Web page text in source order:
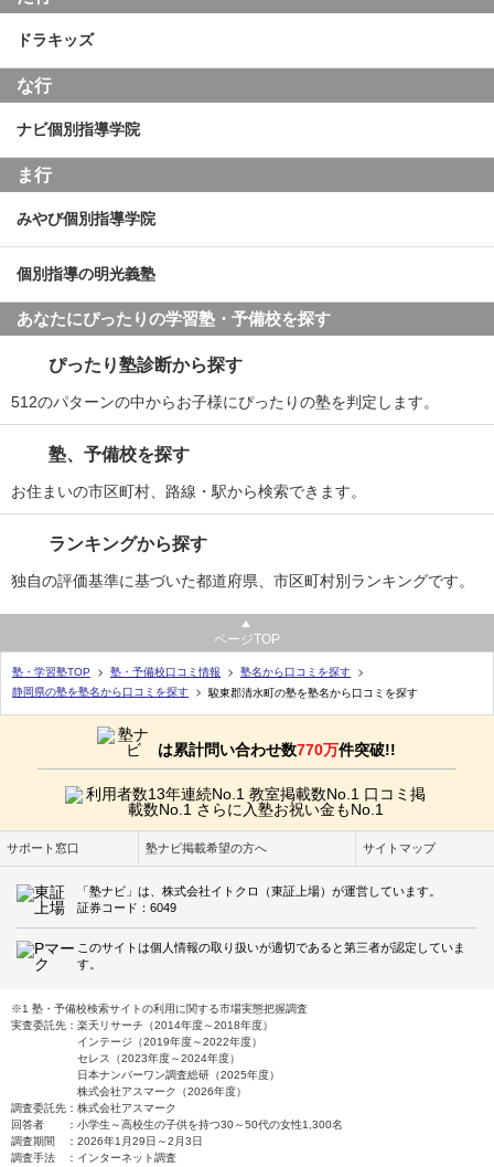
ドラキッズ
な行
ナビ個別指導学院
ま行
みやび個別指導学院
個別指導の明光義塾
あなたにぴったりの学習塾・予備校を探す
ぴったり塾診断から探す
512のパターンの中からお子様にぴったりの塾を判定します。
塾、予備校を探す
お住まいの市区町村、路線・駅から検索できます。
ランキングから探す
独自の評価基準に基づいた都道府県、市区町村別ランキングです。
ページTOP
塾・学習塾TOP 塾・予備校口コミ情報
塾名から口コミを探す
静岡県の塾を塾名から口コミを探す
駿東郡清水町の塾を塾名から口コミを探す
は累計問い合わせ数770万件突破!!
サポート窓口 塾ナビ掲載希望の方へ サイトマップ
「塾ナビ」は、株式会社イトクロ（東証上場）が運営しています。
証券コード：6049
このサイトは個人情報の取り扱いが適切であると第三者が認定していま
す。
※1 塾・予備校検索サイトの利用に関する市場実態把握調査
実査委託先：楽天リサーチ（2014年度～2018年度）
インテージ（2019年度～2022年度）
セレス（2023年度～2024年度）
日本ナンバーワン調査総研（2025年度）
株式会社アスマーク（2026年度）
調査委託先：株式会社アスマーク
回答者 ：小学生～高校生の子供を持つ30～50代の女性1,300名
調査期間 ：2026年1月29日～2月3日
調査手法 ：インターネット調査